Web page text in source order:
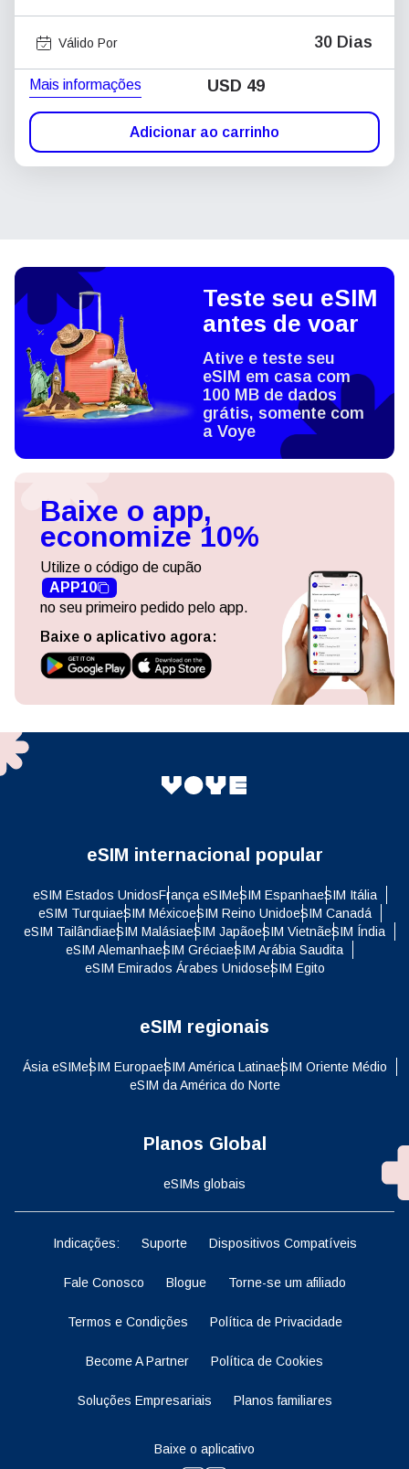
Válido Por 30 Dias
Mais informações USD 49
Adicionar ao carrinho
Teste seu eSIM
antes de voar
Ative e teste seu
eSIM em casa com
100 MB de dados
grátis, somente com
a Voye
Baixe o app,
economize 10%
Utilize o código de cupão
APP10
no seu primeiro pedido pelo app.
Baixe o aplicativo agora:
eSIM internacional popular
eSIM Estados UnidosFrança eSIMeSIM EspanhaeSIM Itália
eSIM TurquiaeSIM MéxicoeSIM Reino UnidoeSIM Canadá
eSIM TailândiaeSIM MalásiaeSIM JapãoeSIM VietnãeSIM Índia
eSIM AlemanhaeSIM GréciaeSIM Arábia Saudita
eSIM Emirados Árabes UnidoseSIM Egito
eSIM regionais
Ásia eSIMeSIM EuropaeSIM América LatinaeSIM Oriente Médio
eSIM da América do Norte
Planos Global
eSIMs globais
Indicações: Suporte Dispositivos Compatíveis
Fale Conosco Blogue Torne-se um afiliado
Termos e Condições Política de Privacidade
Become A Partner Política de Cookies
Soluções Empresariais Planos familiares
Baixe o aplicativo